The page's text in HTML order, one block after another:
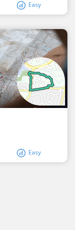
Easy
Easy